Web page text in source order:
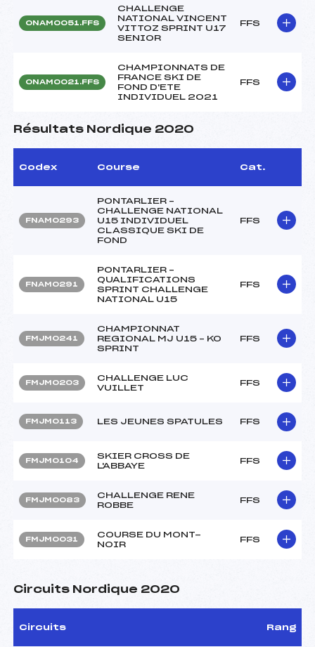
ONAM0051.FFS
CHALLENGE
NATIONAL VINCENT
VITTOZ SPRINT U17
SENIOR
FFS
ONAM0021.FFS
CHAMPIONNATS DE
FRANCE SKI DE
FOND D'ETE
INDIVIDUEL 2021
FFS
Résultats Nordique 2020
Codex Course Cat.
FNAM0293
PONTARLIER –
CHALLENGE NATIONAL
U15 INDIVIDUEL
CLASSIQUE SKI DE
FOND
FFS
FNAM0291
PONTARLIER –
QUALIFICATIONS
SPRINT CHALLENGE
NATIONAL U15
FFS
FMJM0241
CHAMPIONNAT
REGIONAL MJ U15 – KO
SPRINT
FFS
FMJM0203
CHALLENGE LUC
VUILLET
FFS
FMJM0113 LES JEUNES SPATULES FFS
FMJM0104
SKIER CROSS DE
L'ABBAYE
FFS
FMJM0083
CHALLENGE RENE
ROBBE
FFS
FMJM0031
COURSE DU MONT-
NOIR
FFS
Circuits Nordique 2020
Circuits Rang